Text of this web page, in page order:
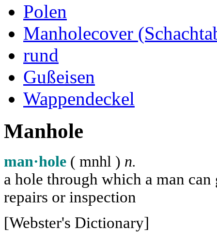
Polen
Manholecover
rund
Gußeisen
Wappendeckel
Manhole
man·hole ( mnhl ) n.
a hole through which a man
repairs or inspection
[Webster's Dictionary]